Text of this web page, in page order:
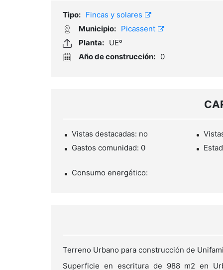
Tipo: Fincas y solares
Municipio: Picassent
Planta: UEº
Año de construcción: 0
Vistas destacadas: no
Gastos comunidad: 0
Consumo energético:
Terreno Urbano para construcción de
Superficie en escritura de 988 m2 en